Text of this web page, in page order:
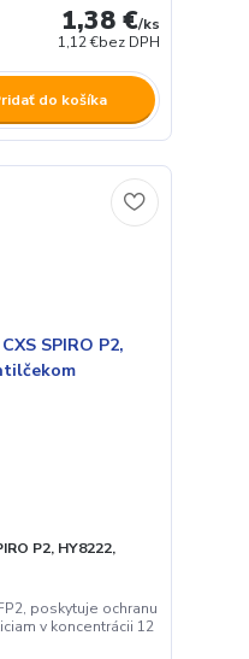
1,38 €/ks
1,12 €bez DPH
do košíka
P2, HY8222,
poskytuje ochranu
v koncentrácii 12